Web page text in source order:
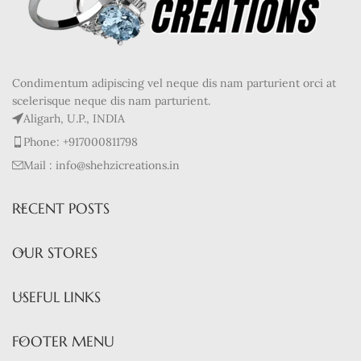
Condimentum adipiscing vel neque dis nam parturient orci at
scelerisque neque dis nam parturient.
Aligarh, U.P., INDIA
Phone: +917000811798
Mail : info@shehzicreations.in
RECENT POSTS
OUR STORES
USEFUL LINKS
FOOTER MENU